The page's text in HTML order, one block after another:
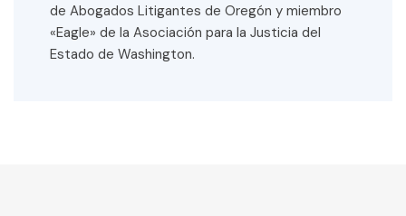
de Abogados Litigantes de Oregón y miembro
«Eagle» de la Asociación para la Justicia del
Estado de Washington.